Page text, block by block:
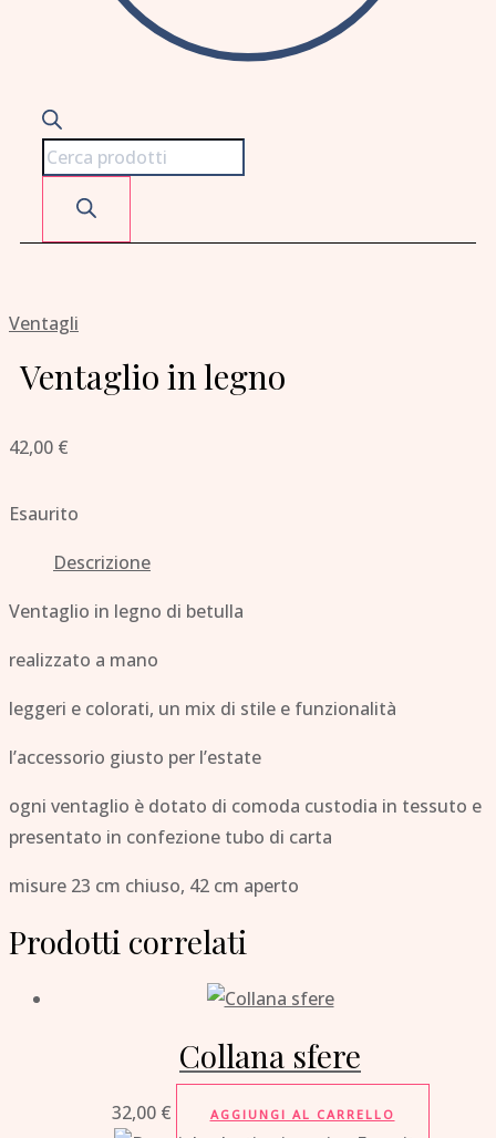
Ventagli
Ventaglio in legno
42,00 €
Esaurito
Descrizione
Ventaglio in legno di betulla
realizzato a mano
leggeri e colorati, un mix di stile e funzionalità
l’accessorio giusto per l’estate
ogni ventaglio è dotato di comoda custodia in tessuto e
presentato in confezione tubo di carta
misure 23 cm chiuso, 42 cm aperto
Prodotti correlati
Collana sfere
32,00 € AGGIUNGI AL CARRELLO